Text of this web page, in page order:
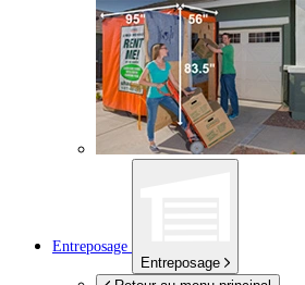
Entreposage
Entreposage